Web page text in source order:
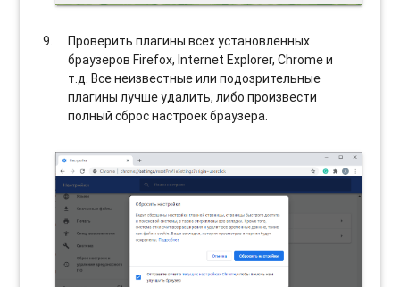
Проверить плагины всех установленных
браузеров Firefox, Internet Explorer, Chrome и
т.д. Все неизвестные или подозрительные
плагины лучше удалить, либо произвести
полный сброс настроек браузера.